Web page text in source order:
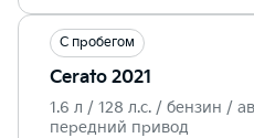
С пробегом
Cerato 2021
1.6 л / 128 л.c. / бензин /
передний привод